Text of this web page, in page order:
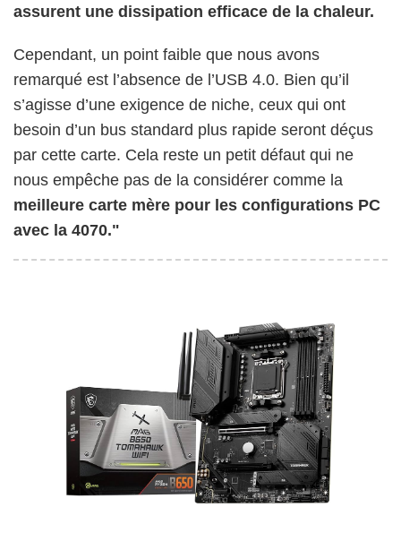
assurent une dissipation efficace de la chaleur.
Cependant, un point faible que nous avons
remarqué est l’absence de l’USB 4.0. Bien qu’il
s’agisse d’une exigence de niche, ceux qui ont
besoin d’un bus standard plus rapide seront déçus
par cette carte. Cela reste un petit défaut qui ne
nous empêche pas de la considérer comme la
meilleure carte mère pour les configurations PC
avec la 4070."